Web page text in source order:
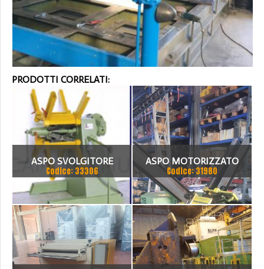
PRODOTTI CORRELATI:
ASPO SVOLGITORE
MOTORIZZATO CAMU –
SERIE L –
Codice: 33306
ASPO MOTORIZZATO
SVOLGITORE PORTATA 15
Q.LI
Codice: 31980